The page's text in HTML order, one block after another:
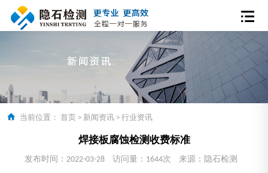
当前位置： 首页 > 新闻资讯 > 行业资讯
焊接板腐蚀检测收费标准
发布时间：2022-03-28 访问量：1644次 来源：隐石检测